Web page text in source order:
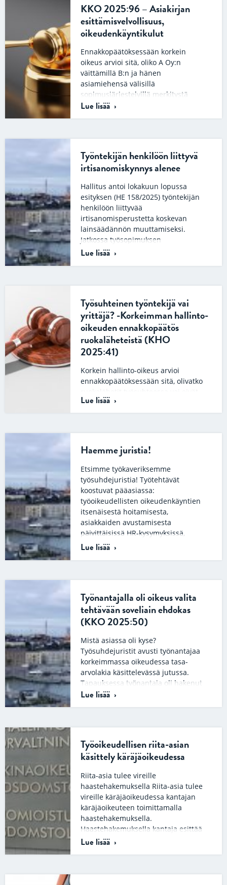
KKO 2025:96 – Asiakirjan
esittämisvelvollisuus,
oikeudenkäyntikulut
Ennakkopäätöksessään korkein
oikeus arvioi sitä, oliko A Oy:n
väittämillä B:n ja hänen
asiamiehensä välisillä
sopimusjärjestelyillä merkitystä
oikeudenkäymiskaaren 21 luvun
Lue lisää
Työntekijän henkilöön liittyvä
irtisanomiskynnys alenee
Hallitus antoi lokakuun lopussa
esityksen (HE 158/2025) työntekijän
henkilöön liittyvää
irtisanomisperustetta koskevan
lainsäädännön muuttamiseksi.
Jatkossa työsopimuksen
irtisanomiseen riittäisi asiallinen
Lue lisää
Työsuhteinen työntekijä vai
yrittäjä? -Korkeimman hallinto-
oikeuden ennakkopäätös
ruokaläheteistä (KHO
2025:41)
Korkein hallinto-oikeus arvioi
ennakkopäätöksessään sitä, olivatko
Lisäksi korkein hallinto-oikeus arvioi,
sovellettiinko lähetteihin työaikalakia
Lue lisää
Haemme juristia!
Etsimme työkaveriksemme
työsuhdejuristia! Työtehtävät
koostuvat pääasiassa:
työoikeudellisten oikeudenkäyntien
itsenäisestä hoitamisesta,
asiakkaiden avustamisesta
päivittäisissä HR-kysymyksissä,
erilaisten työnantajan kirjelmien ja
Lue lisää
Työnantajalla oli oikeus valita
tehtävään soveliain ehdokas
(KKO 2025:50)
Mistä asiassa oli kyse?
Työsuhdejuristit avusti työnantajaa
korkeimmassa oikeudessa tasa-
arvolakia käsittelevässä jutussa.
Tapauksessa työnantaja oli hakenut
palvelukseensa asiantuntijaa.
Lue lisää
Työoikeudellisen riita-asian
käsittely käräjäoikeudessa
Riita-asia tulee vireille
haastehakemuksella Riita-asia tulee
vireille käräjäoikeudessa kantajan
käräjäoikeuteen toimittamalla
haastehakemuksella.
Haastehakemuksella kantaja esittää
tuomioistuimelle kanteen eli
Lue lisää